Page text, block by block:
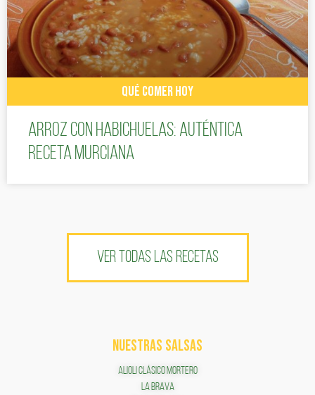
QUÉ COMER HOY
Arroz con habichuelas: auténtica
receta murciana
VER TODAS LAS RECETAS
NUESTRAS SALSAS
ALIOLI CLÁSICO MORTERO
LA BRAVA